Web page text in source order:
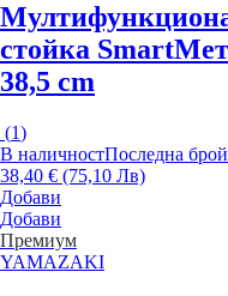
стойка Smart
38,5 cm
(1)
В наличностПоследна
38,40 € (75,10 Лв)
Добави
Добави
Премиум
YAMAZAKI